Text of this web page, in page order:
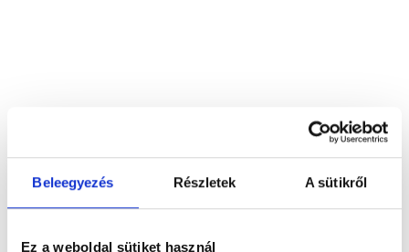
Beleegyezés Részletek A sütikről
Ez a weboldal sütiket használ
Minden péktermékünk
By Me termékek
Kenyerek
Péktermékek